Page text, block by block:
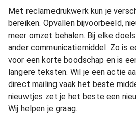
Met reclamedrukwerk kun je
bereiken. Opvallen bijvoorbeeld,
meer omzet behalen. Bij elke
ander communicatiemiddel. Zo is
voor een korte boodschap en is
langere teksten. Wil je een actie
direct mailing vaak het beste
nieuwtjes zet je het beste een
Wij helpen je graag.